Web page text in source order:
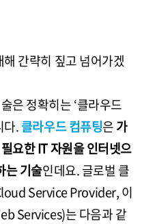
해 간략히 짚고 넘어가겠
은 정확히는 ‘클라우드
다.클라우드 컴퓨팅은가
요한 IT 자원을 인터넷으
는 기술인데요. 글로벌 클
Service Provider, 이
Services)는 다음과 같